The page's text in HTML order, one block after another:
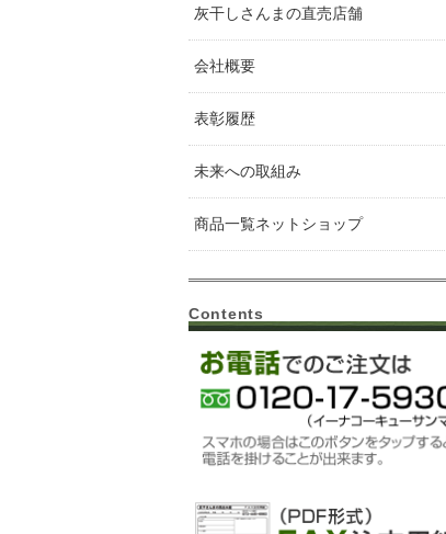
灰干しさんまの直売店舗
会社概要
表彰履歴
未来への取組み
商品一覧ネットショップ
Contents